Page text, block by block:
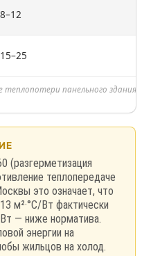
панельного здания
8–12
15–25
(разгерметизация
теплопередаче
это означает, что
м²·°C/Вт фактически
— ниже норматива.
энергии на
жильцов на холод.